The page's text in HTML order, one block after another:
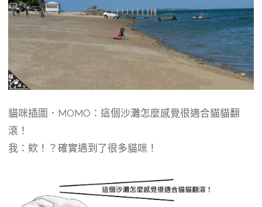
貓咪插圖．MOMO：這個沙灘怎麼感覺很適合貓貓翻
滾！
我：欸！？確實遇到了很多貓咪！